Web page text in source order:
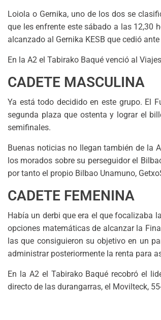
Loiola o Gernika, uno de los dos se
que les enfrente este sábado a las 12,30
alcanzado al Gernika KESB que cedió
En la A2 el Tabirako Baqué venció al
CADETE MASCULINA
Ya está todo decidido en este grupo. El
segunda plaza que ostenta y lograr el
semifinales.
Buenas noticias no llegan también de la
los morados sobre su perseguidor el
por tanto el propio Bilbao Unamuno,
CADETE FEMENINA
Había un derbi que era el que focalizaba
opciones matemáticas de alcanzar la
las que consiguieron su objetivo en un
administrar posteriormente la renta para
En la A2 el Tabirako Baqué recobró el
directo de las durangarras, el Movilteck,